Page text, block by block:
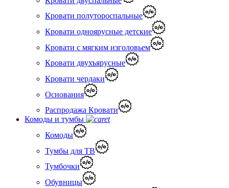
Кровати полутороспальные
Кровати одноярусные детские
Кровати с мягким изголовьем
Кровати двухъярусные
Кровати чердаки
Основания
Распродажа Кровати
Комоды и тумбы
Комоды
Тумбы для ТВ
Тумбочки
Обувницы